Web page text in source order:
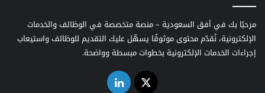
مرحبًا بك في أفق السعودية – منصة متخصصة في الوظائف والخدمات
الإلكترونية، نُقدّم محتوى موثوقًا يسهّل عليك التقديم للوظائف واستيعاب
إجراءات الخدمات الإلكترونية بخطوات مبسطة وواضحة.
‫X لينكدإن